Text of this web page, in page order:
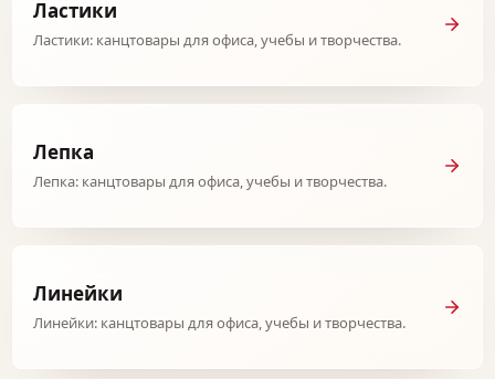
Ластики
Ластики: канцтовары для офиса, учебы и творчества.
Лепка
Лепка: канцтовары для офиса, учебы и творчества.
Линейки
Линейки: канцтовары для офиса, учебы и творчества.